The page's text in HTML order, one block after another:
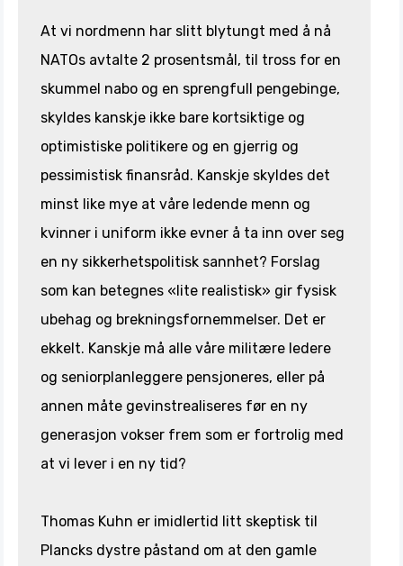
At vi nordmenn har slitt blytungt med å nå
NATOs avtalte 2 prosentsmål, til tross for en
skummel nabo og en sprengfull pengebinge,
skyldes kanskje ikke bare kortsiktige og
optimistiske politikere og en gjerrig og
pessimistisk finansråd. Kanskje skyldes det
minst like mye at våre ledende menn og
kvinner i uniform ikke evner å ta inn over seg
en ny sikkerhetspolitisk sannhet? Forslag
som kan betegnes «lite realistisk» gir fysisk
ubehag og brekningsfornemmelser. Det er
ekkelt. Kanskje må alle våre militære ledere
og seniorplanleggere pensjoneres, eller på
annen måte gevinstrealiseres før en ny
generasjon vokser frem som er fortrolig med
at vi lever i en ny tid?
Thomas Kuhn er imidlertid litt skeptisk til
Plancks dystre påstand om at den gamle